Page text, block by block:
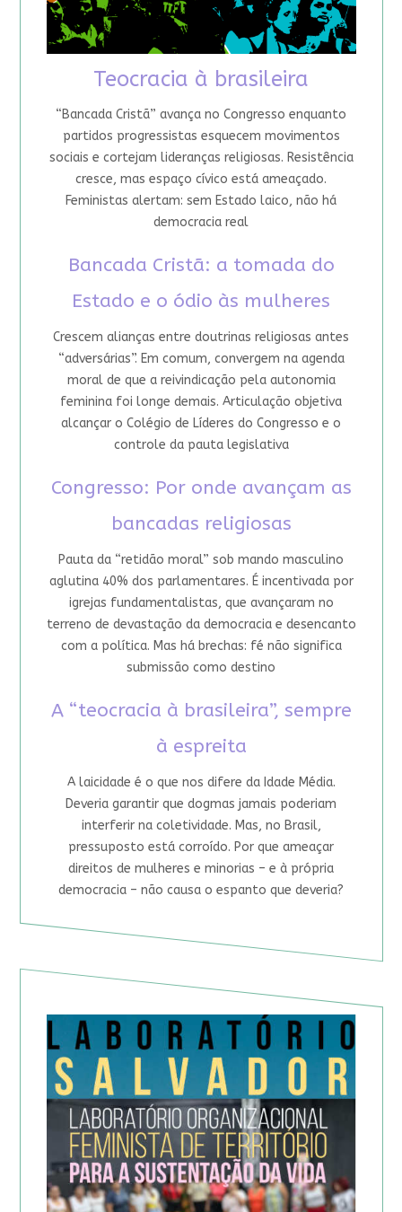
Teocracia à brasileira
“Bancada Cristã” avança no Congresso enquanto
partidos progressistas esquecem movimentos
sociais e cortejam lideranças religiosas. Resistência
cresce, mas espaço cívico está ameaçado.
Feministas alertam: sem Estado laico, não há
democracia real
Bancada Cristã: a tomada do
Estado e o ódio às mulheres
Crescem alianças entre doutrinas religiosas antes
“adversárias”. Em comum, convergem na agenda
moral de que a reivindicação pela autonomia
feminina foi longe demais. Articulação objetiva
alcançar o Colégio de Líderes do Congresso e o
controle da pauta legislativa
Congresso: Por onde avançam as
bancadas religiosas
Pauta da “retidão moral” sob mando masculino
aglutina 40% dos parlamentares. É incentivada por
igrejas fundamentalistas, que avançaram no
terreno de devastação da democracia e desencanto
com a política. Mas há brechas: fé não significa
submissão como destino
A “teocracia à brasileira”, sempre
à espreita
A laicidade é o que nos difere da Idade Média.
Deveria garantir que dogmas jamais poderiam
interferir na coletividade. Mas, no Brasil,
pressuposto está corroído. Por que ameaçar
direitos de mulheres e minorias – e à própria
democracia – não causa o espanto que deveria?